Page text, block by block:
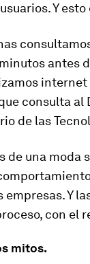
Y
antes
consulta al
de las
de una moda
Y
con el
mitos.